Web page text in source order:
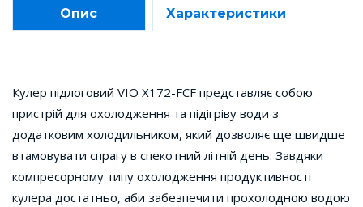
Опис Характеристики
Кулер підлоговий VIO X172-FCF представляє собою
пристрій для охолодження та підігріву води з
додатковим холодильником, який дозволяє ще швидше
втамовувати спрагу в спекотний літній день. Завдяки
компресорному типу охолодження продуктивності
кулера достатньо, аби забезпечити прохолодною водою